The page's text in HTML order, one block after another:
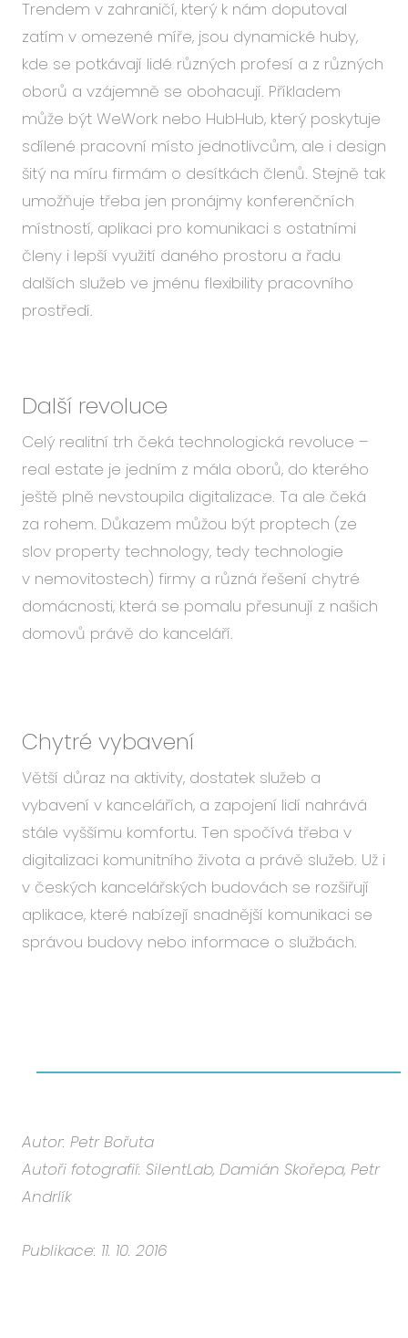
Trendem v zahraničí, který k nám doputoval
zatím v omezené míře, jsou dynamické huby,
kde se potkávají lidé různých profesí a z různých
oborů a vzájemně se obohacují. Příkladem
může být WeWork nebo HubHub, který poskytuje
sdílené pracovní místo jednotlivcům, ale i design
šitý na míru firmám o desítkách členů. Stejně tak
umožňuje třeba jen pronájmy konferenčních
místností, aplikaci pro komunikaci s ostatními
členy i lepší využití daného prostoru a řadu
dalších služeb ve jménu flexibility pracovního
prostředí.
Další revoluce
Celý realitní trh čeká technologická revoluce –
real estate je jedním z mála oborů, do kterého
ještě plně nevstoupila digitalizace. Ta ale čeká
za rohem. Důkazem můžou být proptech (ze
slov property technology, tedy technologie
v nemovitostech) firmy a různá řešení chytré
domácnosti, která se pomalu přesunují z našich
domovů právě do kanceláří.
Chytré vybavení
Větší důraz na aktivity, dostatek služeb a
vybavení v kancelářích, a zapojení lidí nahrává
stále vyššímu komfortu. Ten spočívá třeba v
digitalizaci komunitního života a právě služeb. Už i
v českých kancelářských budovách se rozšiřují
aplikace, které nabízejí snadnější komunikaci se
správou budovy nebo informace o službách.
Autor: Petr Bořuta
Autoři fotografií: SilentLab, Damián Skořepa, Petr
Andrlík
Publikace: 11. 10. 2016